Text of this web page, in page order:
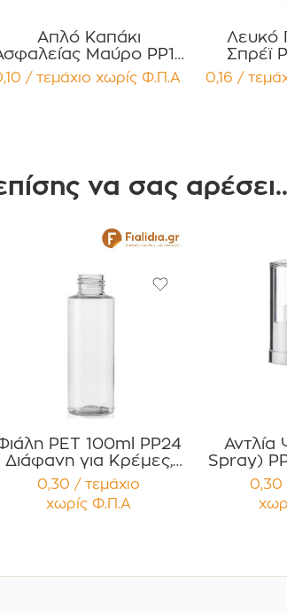
Απλό Καπάκι
Μαύρο PP18
– Τύπου Two-Part
Συσκευασία 12
/ τεμάχιο χωρίς Φ.Π.Α
Λευκό
Σπρέϊ
0,16 /
να σας αρέσει..
PET 100ml PP24
Διάφανη για Κρέμες,
Έλαια, Σαμπουάν ,
Αφρόλουτρα ,
Αντηλιακά Συσκευασία
0,30 / τεμάχιο
χωρίς Φ.Π.Α
Spray)
Χρώμα
πώμα Συσκευασία 12
0,30